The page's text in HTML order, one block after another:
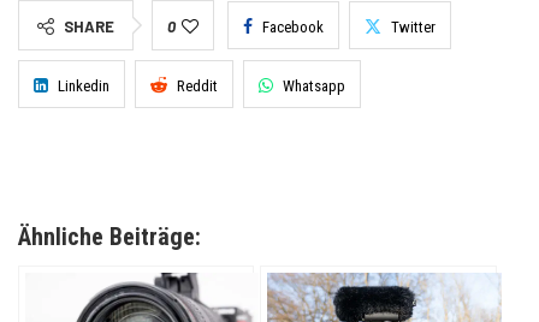
SHARE 0 Facebook Twitter
Linkedin Reddit Whatsapp
Ähnliche Beiträge: